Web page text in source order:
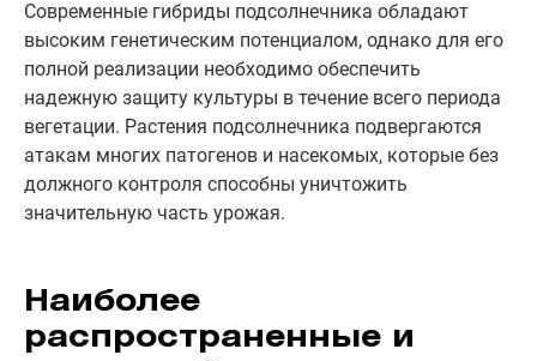
Современные гибриды подсолнечника обладают
высоким генетическим потенциалом, однако для его
полной реализации необходимо обеспечить
надежную защиту культуры в течение всего периода
вегетации. Растения подсолнечника подвергаются
атакам многих патогенов и насекомых, которые без
должного контроля способны уничтожить
значительную часть урожая.
Наиболее
распространенные и